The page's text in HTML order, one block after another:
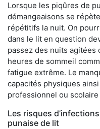
Lorsque les piqûres de
démangeaisons se
répétitifs la nuit. On
dans le lit en question
passez des nuits agitées
heures de sommeil
fatigue extrême. Le
capacités physiques
professionnel ou
Les risques
punaise de lit